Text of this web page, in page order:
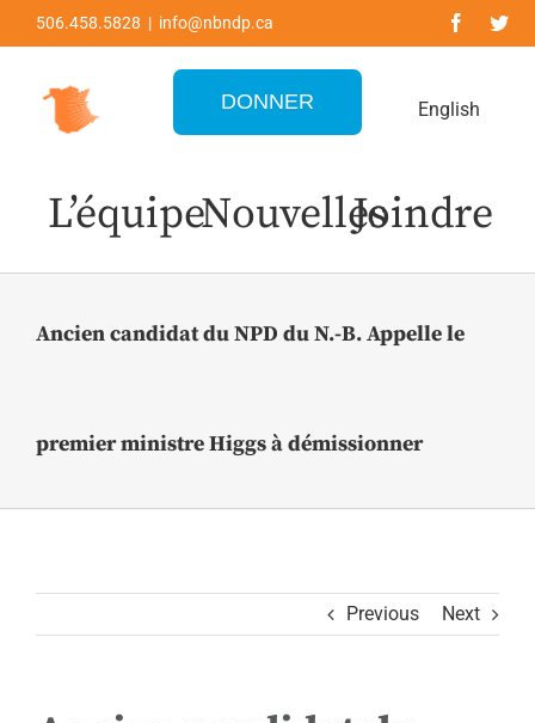
to
content
506.458.5828 | info@nbndp.ca
DONNER English
L’équipeNouvellesJoindre
Ancien candidat du NPD du N.-B. Appelle le
premier ministre Higgs à démissionner
Previous Next